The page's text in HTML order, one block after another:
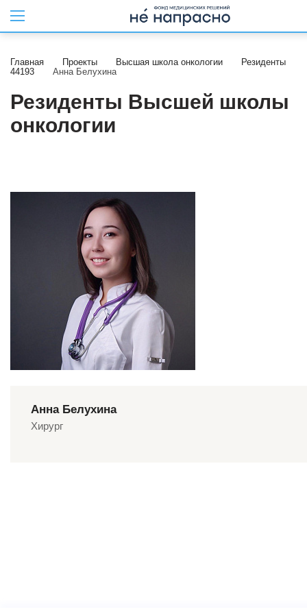
Главная Проекты Высшая школа онкологии
Резиденты
44193
Анна Белухина
Резиденты Высшей школы
онкологии
Анна Белухина
Хирург